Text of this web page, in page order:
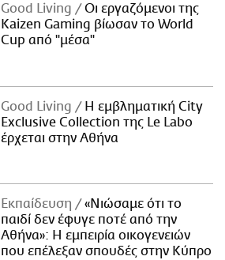
Good Living
Οι εργαζόμενοι της
Kaizen Gaming βίωσαν το World
Cup από "μέσα"
Good Living
Η εμβληματική City
Exclusive Collection της Le Labo
έρχεται στην Αθήνα
Εκπαίδευση
«Νιώσαμε ότι το
παιδί δεν έφυγε ποτέ από την
Αθήνα»: Η εμπειρία οικογενειών
που επέλεξαν σπουδές στην Κύπρο